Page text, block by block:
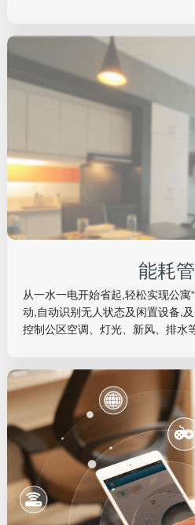
异常情况
房门长时间（自行设定时间）没
能耗
从一水一电开始省起,轻松实现公寓
动,自动识别无人状态及闲置设备,
控制公区空调、灯光、新风、排水
能耗管
从一水一电开始省起,轻松实现公寓
动,自动识别无人状态及闲置设备,
控制公区空调、灯光、新风、排水
监控设备状态,智慧能耗管理降低成